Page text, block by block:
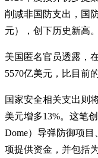
削减非国防支出，国
元），创下历史新高。
美国匿名官员透露，
5570亿美元，比目前
国家安全相关支出则
美元增多13%。这笔
Dome）导弹防御项
项提供资金，并包括